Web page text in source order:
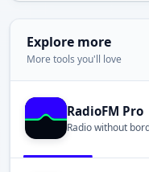
Explore more
More tools you'll love
RadioFM Pro
Radio without